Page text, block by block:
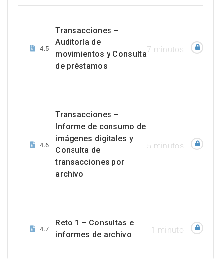
4.5
Transacciones –
Auditoría de
movimientos y Consulta
de préstamos
7 minutos
4.6
Transacciones –
Informe de consumo de
imágenes digitales y
Consulta de
transacciones por
archivo
5 minutos
4.7
Reto 1 – Consultas e
informes de archivo
1 minuto